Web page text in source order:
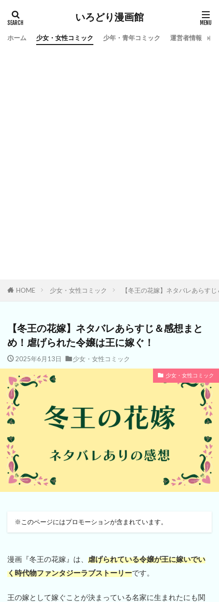
いろどり漫画館
ホーム 少女・女性コミック 少年・青年コミック 運営者情報
HOME 少女・女性コミック 【冬王の花嫁】ネタバレあらす
【冬王の花嫁】ネタバレあらすじ＆感想まと
め！虐げられた令嬢は王に嫁ぐ！
2025年6月13日 少女・女性コミック
少女・女性コミック
※このページにはプロモーションが含まれています。
漫画『冬王の花嫁』は、 虐げられている令嬢が王に嫁いでい
く時代物ファンタジーラブストーリーです。
王の嫁として嫁ぐことが決まっている名家に生まれたにも関